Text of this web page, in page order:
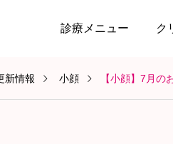
診療メニュー ク
新情報 小顔 【小顔】7月